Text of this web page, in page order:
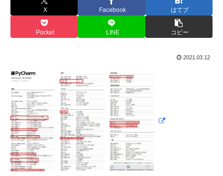
X Facebook はてブ
Pocket LINE コピー
2021.03.12